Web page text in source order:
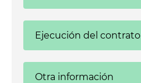
Ejecución del contrato
Otra información